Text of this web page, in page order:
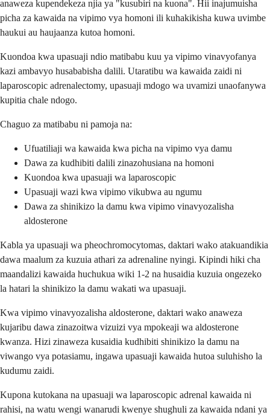
anaweza kupendekeza njia ya "kusubiri na kuona". Hii inajumuisha
picha za kawaida na vipimo vya homoni ili kuhakikisha kuwa uvimbe
haukui au haujaanza kutoa homoni.
Kuondoa kwa upasuaji ndio matibabu kuu ya vipimo vinavyofanya
kazi ambavyo husababisha dalili. Utaratibu wa kawaida zaidi ni
laparoscopic adrenalectomy, upasuaji mdogo wa uvamizi unaofanywa
kupitia chale ndogo.
Chaguo za matibabu ni pamoja na:
Ufuatiliaji wa kawaida kwa picha na vipimo vya damu
Dawa za kudhibiti dalili zinazohusiana na homoni
Kuondoa kwa upasuaji wa laparoscopic
Upasuaji wazi kwa vipimo vikubwa au ngumu
Dawa za shinikizo la damu kwa vipimo vinavyozalisha
aldosterone
Kabla ya upasuaji wa pheochromocytomas, daktari wako atakuandikia
dawa maalum za kuzuia athari za adrenaline nyingi. Kipindi hiki cha
maandalizi kawaida huchukua wiki 1-2 na husaidia kuzuia ongezeko
la hatari la shinikizo la damu wakati wa upasuaji.
Kwa vipimo vinavyozalisha aldosterone, daktari wako anaweza
kujaribu dawa zinazoitwa vizuizi vya mpokeaji wa aldosterone
kwanza. Hizi zinaweza kusaidia kudhibiti shinikizo la damu na
viwango vya potasiamu, ingawa upasuaji kawaida hutoa suluhisho la
kudumu zaidi.
Kupona kutokana na upasuaji wa laparoscopic adrenal kawaida ni
rahisi, na watu wengi wanarudi kwenye shughuli za kawaida ndani ya